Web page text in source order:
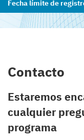
Contacto
Estaremos
cualquier
programa